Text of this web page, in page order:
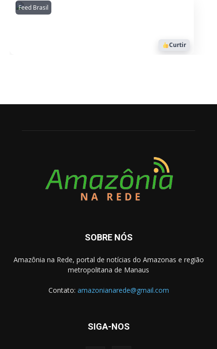
Feed BrasilAmazonianarede
1053
Curtir
SOBRE NÓS
Amazônia na Rede, portal de notícias do Amazonas e região
metropolitana de Manaus
Contato: amazonianarede@gmail.com
SIGA-NOS